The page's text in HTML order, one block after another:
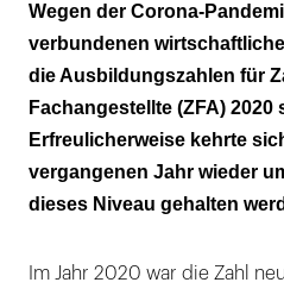
Wegen der Corona-
verbundenen
die Ausbildungszahlen für
Fachangestellte (ZFA)
Erfreulicherweise kehrte
vergangenen Jahr wieder
dieses Niveau gehalten
Im Jahr 2020 war die Zahl